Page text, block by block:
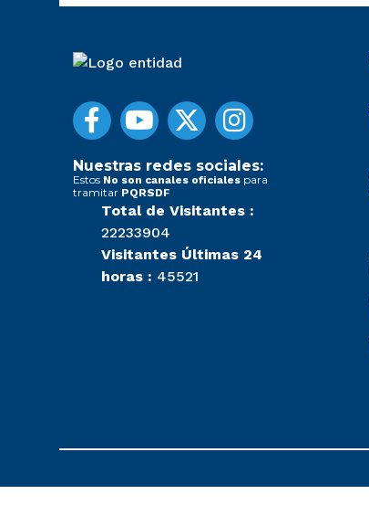
Nuestras redes sociales:
Estos No son canales oficiales para
tramitar PQRSDF
Total de Visitantes :
22233904
Visitantes Últimas 24
horas : 45521